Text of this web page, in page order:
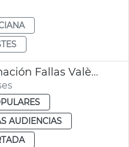
Subvenciones iluminación Fallas València
AUDIENCIAS